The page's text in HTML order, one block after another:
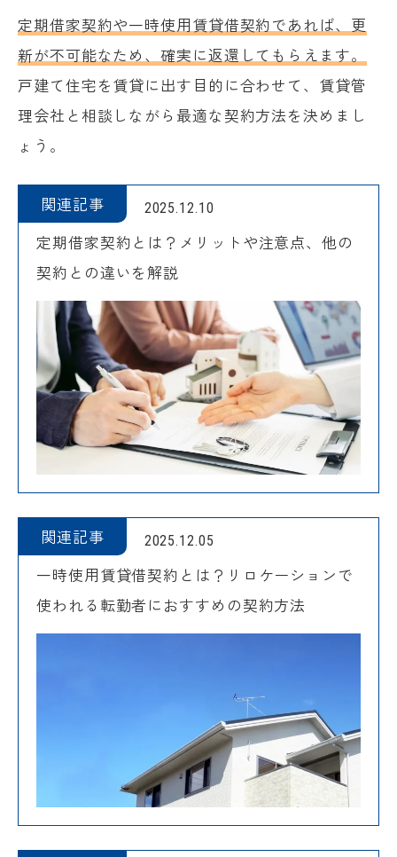
定期借家契約や一時使用賃貸借契約であれば、更
新が不可能なため、確実に返還してもらえます。
戸建て住宅を賃貸に出す目的に合わせて、賃貸管
理会社と相談しながら最適な契約方法を決めまし
ょう。
関連記事 2025.12.10
定期借家契約とは？メリットや注意点、他の
契約との違いを解説
関連記事 2025.12.05
一時使用賃貸借契約とは？リロケーションで
使われる転勤者におすすめの契約方法